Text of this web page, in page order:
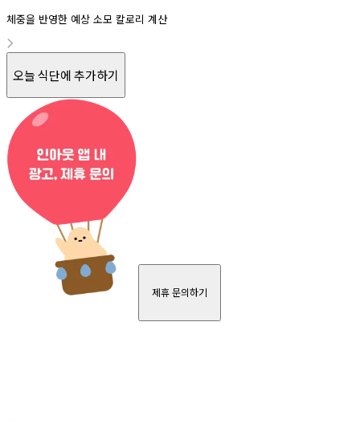
체중을 반영한 예상 소모 칼로리 계산
오늘 식단에 추가하기
제휴 문의하기